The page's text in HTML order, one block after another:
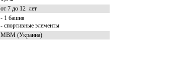
от 7 до 12 лет
- 1 башня
- спортивные элементы
МВМ (Украина)